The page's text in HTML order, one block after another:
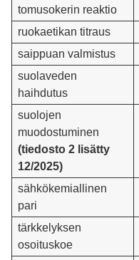
tomusokerin reaktio
ruokaetikan titraus
saippuan valmistus
suolaveden
haihdutus
suolojen
muodostuminen
(tiedosto 2 lisätty
12/2025)
sähkökemiallinen
pari
tärkkelyksen
osoituskoe